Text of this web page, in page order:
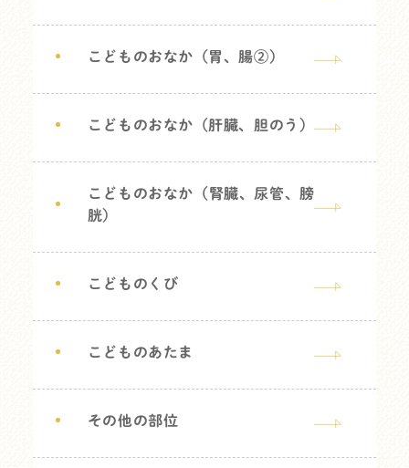
こどものおなか（胃、腸②）
こどものおなか（肝臓、胆のう）
こどものおなか（腎臓、尿管、膀
胱）
こどものくび
こどものあたま
その他の部位